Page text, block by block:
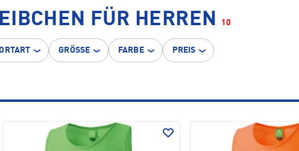
FÜR HERREN 10
GRÖSSE FARBE PREIS